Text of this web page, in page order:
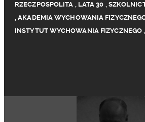
RZECZPOSPOLITA , LATA 30 ,
,AKADEMIA WYCHOWANIA
INSTYTUT WYCHOWANIA FIZYCZNEGO